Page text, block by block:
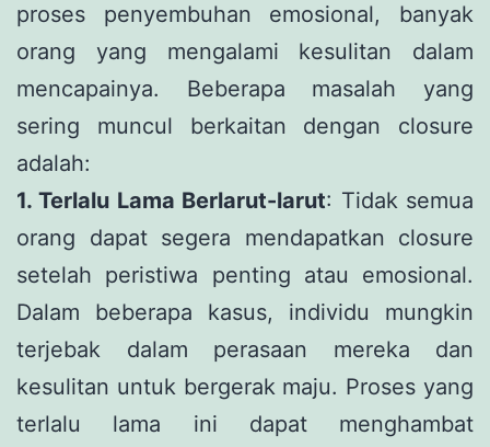
proses penyembuhan emosional, banyak
orang yang mengalami kesulitan dalam
mencapainya. Beberapa masalah yang
sering muncul berkaitan dengan closure
adalah:
1. Terlalu Lama Berlarut-larut: Tidak semua
orang dapat segera mendapatkan closure
setelah peristiwa penting atau emosional.
Dalam beberapa kasus, individu mungkin
terjebak dalam perasaan mereka dan
kesulitan untuk bergerak maju. Proses yang
terlalu lama ini dapat menghambat